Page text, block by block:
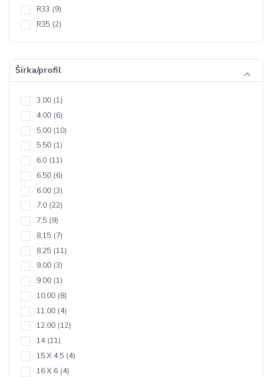
R33 (9)
R35 (2)
Šírka/profil
3.00 (1)
4.00 (6)
5.00 (10)
5.50 (1)
6,0 (11)
6,50 (6)
6.00 (3)
7,0 (22)
7,5 (9)
8,15 (7)
8,25 (11)
9,00 (3)
9.00 (1)
10,00 (8)
11,00 (4)
12,00 (12)
14 (11)
15 X 4.5 (4)
16 X 6 (4)